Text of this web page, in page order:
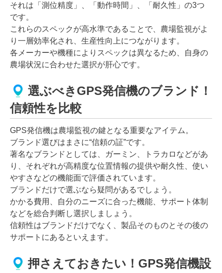
それは「測位精度」、「動作時間」、「耐久性」の3つ
です。
これらのスペックが高水準であることで、農場監視がよ
り一層効率化され、生産性向上につながります。
各メーカーや機種によりスペックは異なるため、自身の
農場状況に合わせた選択が肝心です。
選ぶべきGPS発信機のブランド！
信頼性を比較
GPS発信機は農場監視の鍵となる重要なアイテム。
ブランド選びはまさに“信頼の証”です。
著名なブランドとしては、ガーミン、トラカロなどがあ
り、それぞれが高精度な位置情報の提供や耐久性、使い
やすさなどの機能面で評価されています。
ブランドだけで選ぶなら疑問があるでしょう。
かかる費用、自分のニーズに合った機能、サポート体制
などを総合判断し選択しましょう。
信頼性はブランドだけでなく、製品そのものとその後の
サポートにあるといえます。
押さえておきたい！GPS発信機設